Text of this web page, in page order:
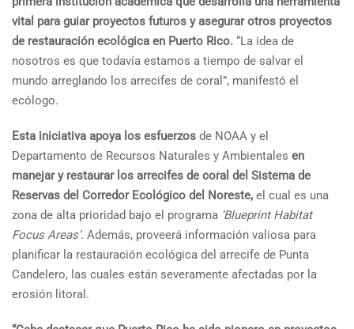
vital para guiar proyectos futuros y asegurar otros proyectos
de restauración ecológica en Puerto Rico. “La idea de
nosotros es que todavía estamos a tiempo de salvar el
mundo arreglando los arrecifes de coral”, manifestó el
ecólogo.
Esta iniciativa apoya los esfuerzos de NOAA y el
Departamento de Recursos Naturales y Ambientales en
manejar y restaurar los arrecifes de coral del Sistema de
Reservas del Corredor Ecológico del Noreste, el cual es una
zona de alta prioridad bajo el programa ‘Blueprint Habitat
Focus Areas’. Además, proveerá información valiosa para
planificar la restauración ecológica del arrecife de Punta
Candelero, las cuales están severamente afectadas por la
erosión litoral.